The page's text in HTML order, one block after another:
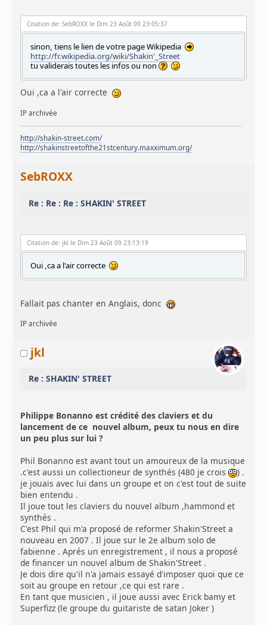
Citation de: SebROXX le Dim 23 Août 09 23:05:37
sinon, tiens le lien de votre page Wikipedia
http://fr.wikipedia.org/wiki/Shakin'_Street
tu validerais toutes les infos ou non
Oui ,ca a l'air correcte
IP archivée
http://shakin-street.com/
http://shakinstreetofthe21stcentury.maxximum.org/
SebROXX
Re : Re : Re : SHAKIN' STREET
Citation de: jkl le Dim 23 Août 09 23:13:19
Oui ,ca a l'air correcte
Fallait pas chanter en Anglais, donc
IP archivée
jkl
Re : SHAKIN' STREET
Philippe Bonanno est crédité des claviers et du
lancement de ce nouvel album, peux tu nous en dire
un peu plus sur lui ?
Phil Bonanno est avant tout un amoureux de la musique
.c'est aussi un collectioneur de synthés (480 je crois
) .
je jouais avec lui dans un groupe et on c'est tout de suite
bien entendu .
Il joue tout les claviers du nouvel album ,hammond et
synthés .
C'est Phil qui m'a proposé de reformer Shakin'Street a
nouveau en 2007 . Il joue sur le 2e album solo de
fabienne . Aprés un enregistrement , il nous a proposé
de financer un nouvel album de Shakin'Street .
Je dois dire qu'il n'a jamais essayé d'imposer quoi que ce
soit au groupe en retour ,ce qui est rare .
En tant que musicien , il joue aussi avec Erick bamy et
Superfizz (le groupe du guitariste de satan Joker )